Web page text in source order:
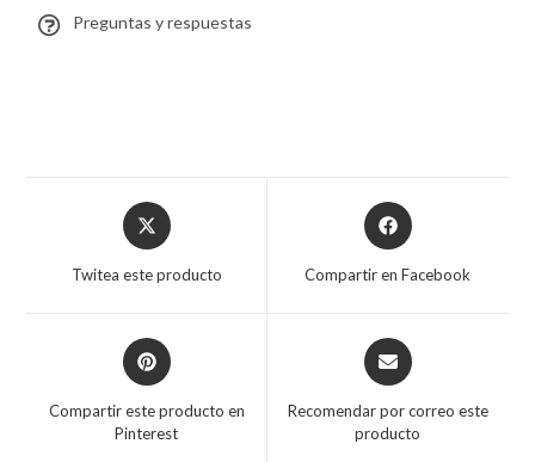
Preguntas y respuestas
Twitea este producto Compartir en Facebook
Compartir este producto en
Pinterest
Recomendar por correo este
producto